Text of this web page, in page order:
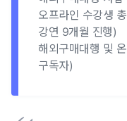
오프라인 수강생
강연 9개월 진행)
해외구매대행 및
구독자)